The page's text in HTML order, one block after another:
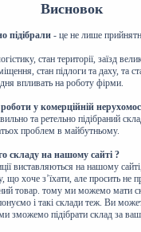
Висновок
підібрали - це не лише
стан території, заїзд
стан підлоги та даху, та
впливать на роботу фірми.
у комерційній
та ретельно підібраний
проблем в майбутньому.
складу на нашому сайті ?
виставляються на нашому
що хоче з’їхати, але просить не
товар. тому ми можемо мати
і такі склади теж. Ви
зможемо підібрати склад за